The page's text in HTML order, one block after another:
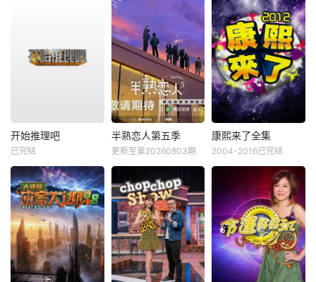
开始推理吧
已完结
半熟恋人第五季
更新至第20260803期
康熙来了全集
2004-2016已完结